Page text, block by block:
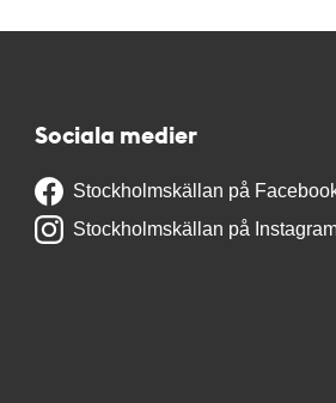
Sociala medier
Stockholmskällan på
Stockholmskällan på